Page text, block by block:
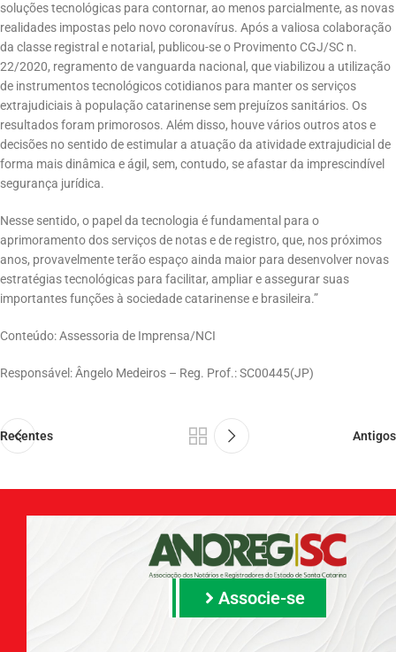
soluções tecnológicas para contornar, ao menos parcialmente, as novas
realidades impostas pelo novo coronavírus. Após a valiosa colaboração
da classe registral e notarial, publicou-se o Provimento CGJ/SC n.
22/2020, regramento de vanguarda nacional, que viabilizou a utilização
de instrumentos tecnológicos cotidianos para manter os serviços
extrajudiciais à população catarinense sem prejuízos sanitários. Os
resultados foram primorosos. Além disso, houve vários outros atos e
decisões no sentido de estimular a atuação da atividade extrajudicial de
forma mais dinâmica e ágil, sem, contudo, se afastar da imprescindível
segurança jurídica.
Nesse sentido, o papel da tecnologia é fundamental para o
aprimoramento dos serviços de notas e de registro, que, nos próximos
anos, provavelmente terão espaço ainda maior para desenvolver novas
estratégias tecnológicas para facilitar, ampliar e assegurar suas
importantes funções à sociedade catarinense e brasileira.”
Conteúdo: Assessoria de Imprensa/NCI
Responsável: Ângelo Medeiros – Reg. Prof.: SC00445(JP)
Recentes Antigos
Associe-se